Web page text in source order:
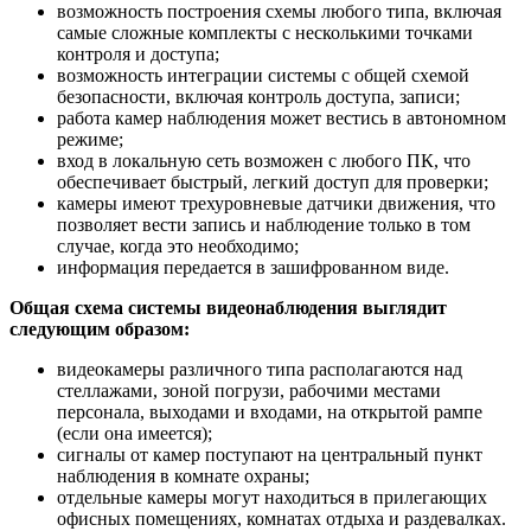
возможность построения схемы любого типа, включая
самые сложные комплекты с несколькими точками
контроля и доступа;
возможность интеграции системы с общей схемой
безопасности, включая контроль доступа, записи;
работа камер наблюдения может вестись в автономном
режиме;
вход в локальную сеть возможен с любого ПК, что
обеспечивает быстрый, легкий доступ для проверки;
камеры имеют трехуровневые датчики движения, что
позволяет вести запись и наблюдение только в том
случае, когда это необходимо;
информация передается в зашифрованном виде.
Общая схема системы видеонаблюдения выглядит
следующим образом:
видеокамеры различного типа располагаются над
стеллажами, зоной погрузи, рабочими местами
персонала, выходами и входами, на открытой рампе
(если она имеется);
сигналы от камер поступают на центральный пункт
наблюдения в комнате охраны;
отдельные камеры могут находиться в прилегающих
офисных помещениях, комнатах отдыха и раздевалках.